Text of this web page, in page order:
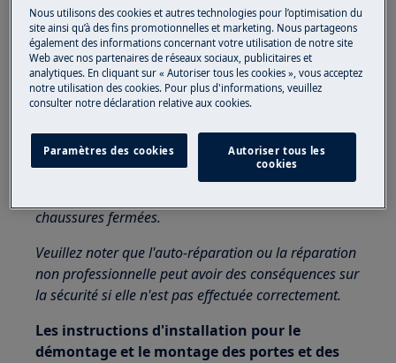
Solution
Avant toute opération de maintenance, éteignez
l'appareil et débranchez la fiche secteur de laprise.
appareils, pour les appareils lourds, il faut deux
personnes pour le déplacer.
chaussures fermées.
Veuillez noter que l'auto-réparation ou la réparation
non professionnelle peut avoir des conséquences sur
la sécurité si elle n'est pas effectuée correctement.
Les instructions d'installation pour le
démontage et le montage des portes et des
Nous utilisons des cookies et autres technologies pour l’optimisation du
site ainsi qu’à des fins promotionnelles et marketing. Nous partageons
également des informations concernant votre utilisation de notre site
Web avec nos partenaires de réseaux sociaux, publicitaires et
analytiques. En cliquant sur « Autoriser tous les cookies », vous acceptez
notre utilisation des cookies. Pour plus d'informations, veuillez
consulter notre déclaration relative aux cookies.
Paramètres des cookies
Autoriser tous les
cookies